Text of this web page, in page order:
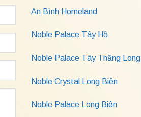
An Bình Homeland
Noble Palace Tây Hồ
Noble Palace Tây Thăng Long
Noble Crystal Long Biên
Noble Palace Long Biên